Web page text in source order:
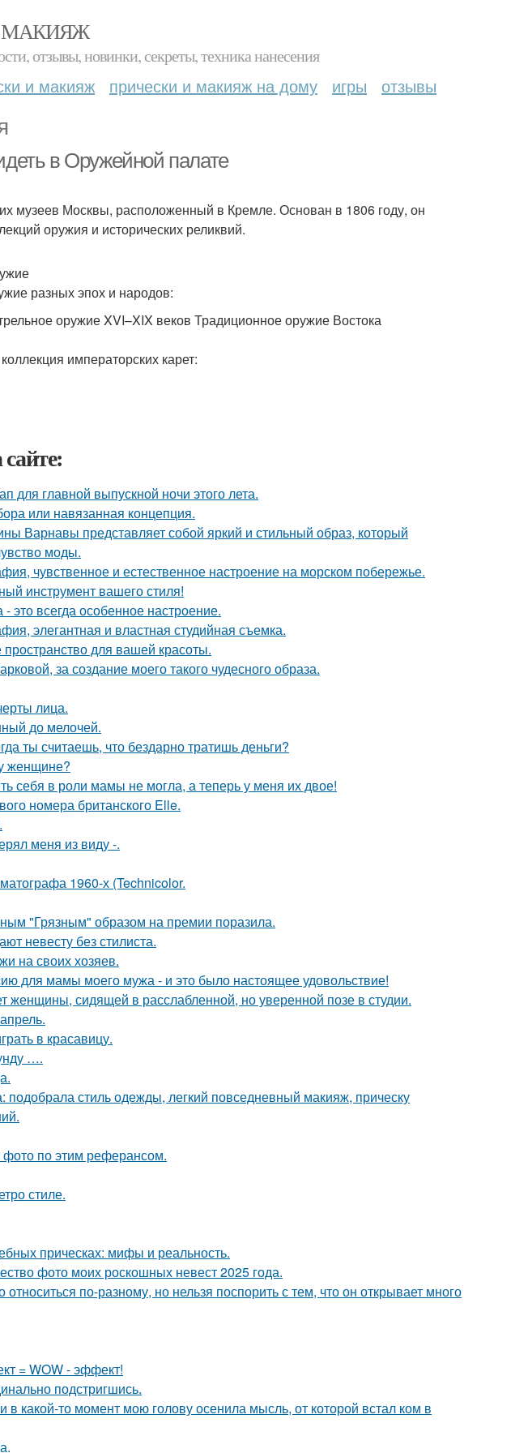
МАКИЯЖ
отзывы, новинки, секреты, техника нанесения
и макияж прически и макияж на дому игры отзывы
в Оружейной палате
музеев Москвы, расположенный в Кремле. Основан в 1806 году, он
оружия и исторических реликвий.
разных эпох и народов:
оружие XVI–XIX веков Традиционное оружие Востока
императорских карет:
главной выпускной ночи этого лета.
или навязанная концепция.
Варнавы представляет собой яркий и стильный образ, который
моды.
чувственное и естественное настроение на морском побережье.
инструмент вашего стиля!
это всегда особенное настроение.
элегантная и властная студийная съемка.
для вашей красоты.
за создание моего такого чудесного образа.
лица.
до мелочей.
ты считаешь, что бездарно тратишь деньги?
женщине?
себя в роли мамы не могла, а теперь у меня их двое!
номера британского Elle.
меня из виду -.
1960-х (Technicolor.
"Грязным" образом на премии поразила.
невесту без стилиста.
на своих хозяев.
для мамы моего мужа - и это было настоящее удовольствие!
женщины, сидящей в расслабленной, но уверенной позе в студии.
в красавицу.
….
подобрала стиль одежды, легкий повседневный макияж, прическу
фото по этим реферансом.
стиле.
прическах: мифы и реальность.
фото моих роскошных невест 2025 года.
по-разному, но нельзя поспорить с тем, что он открывает много
= WOW - эффект!
подстригшись.
в какой-то момент мою голову осенила мысль, от которой встал ком в